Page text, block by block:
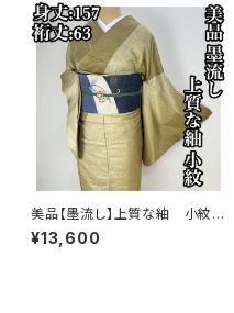
美品【墨流し】上質な紬 小紋
正絹 着物 袷s718
¥13,600